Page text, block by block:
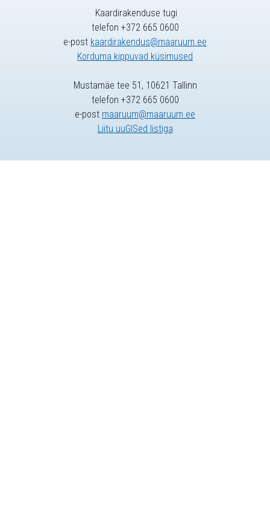
Kaardirakenduse tugi
telefon +372 665 0600
e-post kaardirakendus@maaruum.ee
Korduma kippuvad küsimused
Mustamäe tee 51, 10621 Tallinn
telefon +372 665 0600
e-post maaruum@maaruum.ee
Liitu uuGISed listiga